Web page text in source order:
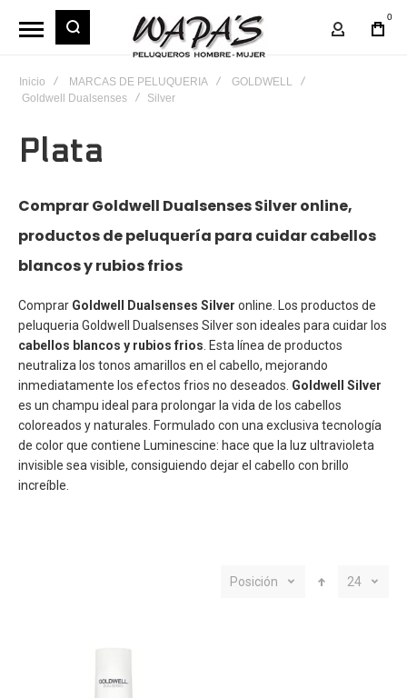
Mi
0
Inicio MARCAS DE PELUQUERIA
GOLDWELL
Goldwell Dualsenses
Silver
Plata
Comprar Goldwell Dualsenses Silver online,
productos de peluquería para cuidar cabellos
blancos y rubios frios
Comprar Goldwell Dualsenses Silver online. Los productos de
peluqueria Goldwell Dualsenses Silverson ideales para cuidar los
cabellos blancos y rubios frios . Esta línea de productos
neutraliza los tonos amarillos en el cabello, mejorando
inmediatamente los efectos frios no deseados. Goldwell Silver
es un champu ideal para prolongar la vida de los cabellos
coloreados y naturales. Formulado con una exclusiva tecnología
de color que contiene
Luminescine: hace que la luz ultravioleta
invisible sea visible, consiguiendo dejar el cabello con brillo
increíble.
Posición 24